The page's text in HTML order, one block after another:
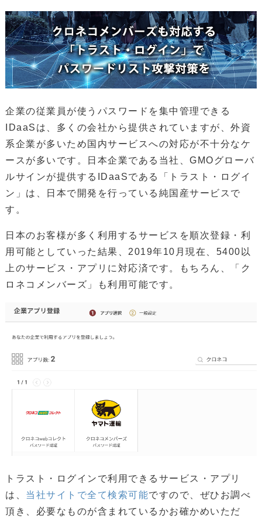
企業の従業員が使うパスワードを集中管理できる
IDaaSは、多くの会社から提供されていますが、外資
系企業が多いため国内サービスへの対応が不十分なケ
ースが多いです。日本企業である当社、GMOグローバ
ルサインが提供するIDaaSである「トラスト・ログイ
ン」は、日本で開発を行っている純国産サービスで
す。
日本のお客様が多く利用するサービスを順次登録・利
用可能としていった結果、2019年10月現在、5400以
上のサービス・アプリに対応済です。もちろん、「ク
ロネコメンバーズ」も利用可能です。
トラスト・ログインで利用できるサービス・アプリ
は、 当社サイトで全て検索可能ですので、ぜひお調べ
頂き、必要なものが含まれているかお確かめいただ